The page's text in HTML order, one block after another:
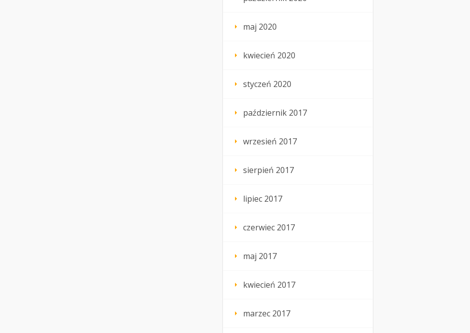
maj 2020
kwiecień 2020
styczeń 2020
październik 2017
wrzesień 2017
sierpień 2017
lipiec 2017
czerwiec 2017
maj 2017
kwiecień 2017
marzec 2017